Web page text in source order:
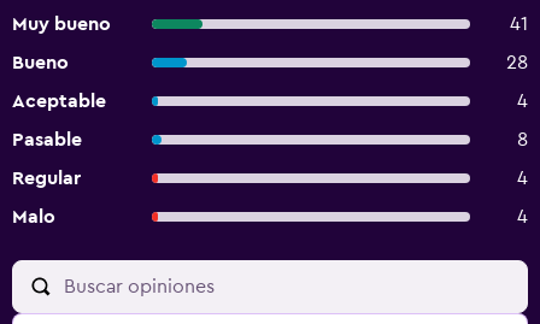
Muy bueno
41
Bueno
28
Aceptable
4
Pasable
8
Regular
4
Malo
4